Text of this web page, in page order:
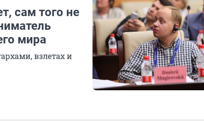
сам того не
мира
взлетах и